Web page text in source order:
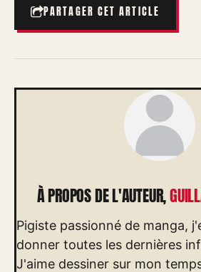
PARTAGER CET ARTICLE
À PROPOS DE L'AUTEUR,
Pigiste passionné de manga,
donner toutes les dernières
J'aime dessiner sur mon